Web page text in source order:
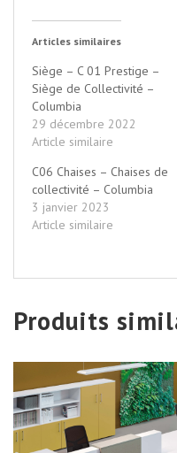
Articles similaires
Siège – C 01 Prestige –
Siège de Collectivité –
Columbia
29 décembre 2022
Article similaire
C06 Chaises – Chaises de
collectivité – Columbia
3 janvier 2023
Article similaire
Produits